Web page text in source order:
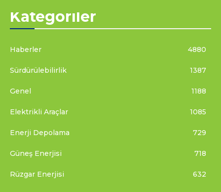
Kategoriler
Haberler 4880
Sürdürülebilirlik 1387
Genel 1188
Elektrikli Araçlar 1085
Enerji Depolama 729
Güneş Enerjisi 718
Rüzgar Enerjisi 632